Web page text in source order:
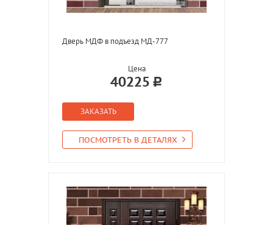
Дверь МДФ в подъезд МД-777
Цена
40225
ЗАКАЗАТЬ
ПОСМОТРЕТЬ В ДЕТАЛЯХ